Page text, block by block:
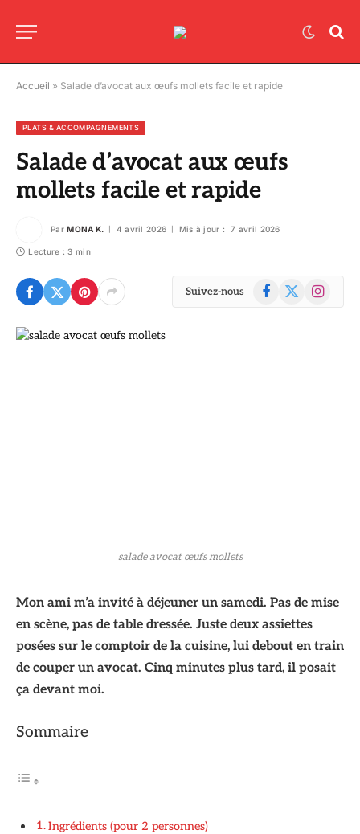
Accueil » Salade d’avocat aux œufs mollets facile et rapide
PLATS & ACCOMPAGNEMENTS
Salade d’avocat aux œufs
mollets facile et rapide
Par MONA K. 4 avril 2026 Mis à jour : 7 avril 2026
Lecture : 3 min
Suivez-nous Facebook
X
Instagram
salade avocat œufs mollets
Mon ami m’a invité à déjeuner un samedi. Pas de mise
en scène, pas de table dressée. Juste deux assiettes
posées sur le comptoir de la cuisine, lui debout en train
de couper un avocat. Cinq minutes plus tard, il posait
ça devant moi.
Sommaire
Ingrédients (pour 2 personnes)